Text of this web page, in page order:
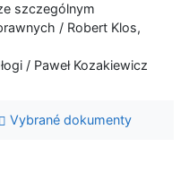
szczególnym
/ Robert Klos,
/ Paweł Kozakiewicz
Vybrané dokumenty